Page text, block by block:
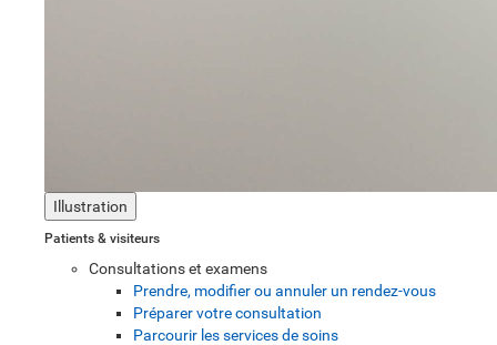
Illustration
Patients & visiteurs
Consultations et examens
Prendre, modifier ou annuler un rendez-vous
Préparer votre consultation
Parcourir les services de soins